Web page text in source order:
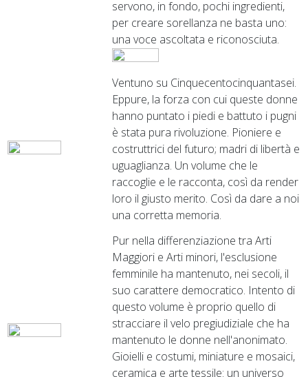
servono, in fondo, pochi ingredienti,
per creare sorellanza ne basta uno:
una voce ascoltata e riconosciuta.
Ventuno su Cinquecentocinquantasei.
Eppure, la forza con cui queste donne
hanno puntato i piedi e battuto i pugni
è stata pura rivoluzione. Pioniere e
costruttrici del futuro; madri di libertà e
uguaglianza. Un volume che le
raccoglie e le racconta, così da render
loro il giusto merito. Così da dare a noi
una corretta memoria.
Pur nella differenziazione tra Arti
Maggiori e Arti minori, l'esclusione
femminile ha mantenuto, nei secoli, il
suo carattere democratico. Intento di
questo volume è proprio quello di
stracciare il velo pregiudiziale che ha
mantenuto le donne nell'anonimato.
Gioielli e costumi, miniature e mosaici,
ceramica e arte tessile: un universo